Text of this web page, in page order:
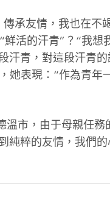
承友情，我也在不
活的汗青”？“我想
汗青，對這段汗青
她表現：“作為青年
市，由于母親任務
純粹的友情，我們